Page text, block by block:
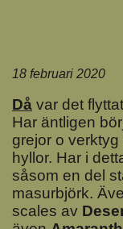
18 februari 2020
Då var det
Har äntligen
grejor o
hyllor. Har i
såsom en del
masurbjörk.
scales av